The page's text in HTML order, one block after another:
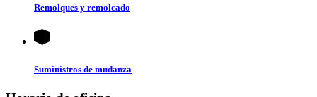
Remolques y remolcado
Suministros de mudanza